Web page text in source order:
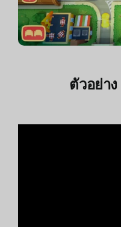
ตัวอย่าง